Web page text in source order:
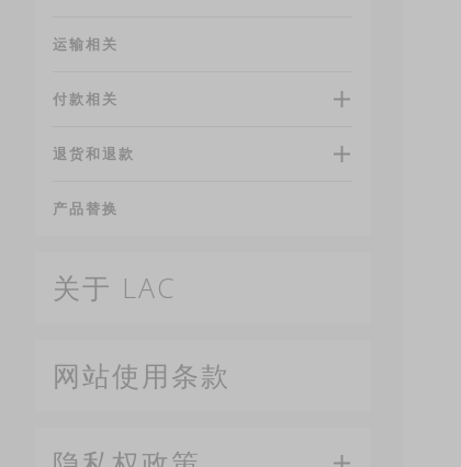
运输相关
付款相关
退货和退款
产品替换
关于 LAC
网站使用条款